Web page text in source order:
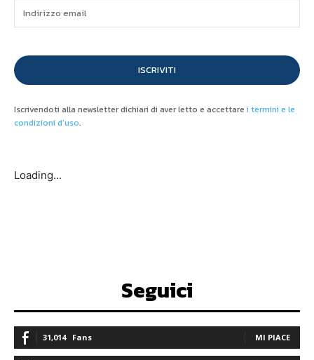
ISCRIVITI
Iscrivendoti alla newsletter dichiari di aver letto e accettare i termini e le
condizioni d'uso.
Loading...
Seguici
31,014 Fans MI PIACE